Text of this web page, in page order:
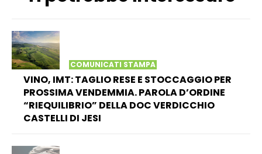
COMUNICATI STAMPA
VINO, IMT: TAGLIO RESE E STOCCAGGIO PER
PROSSIMA VENDEMMIA. PAROLA D’ORDINE
“RIEQUILIBRIO” DELLA DOC VERDICCHIO
CASTELLI DI JESI